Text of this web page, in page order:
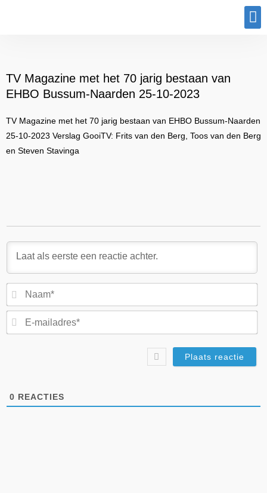
TV Magazine met het 70 jarig bestaan van
EHBO Bussum-Naarden 25-10-2023
TV Magazine met het 70 jarig bestaan van EHBO Bussum-Naarden
25-10-2023 Verslag GooiTV: Frits van den Berg, Toos van den Berg
en Steven Stavinga
0 REACTIES